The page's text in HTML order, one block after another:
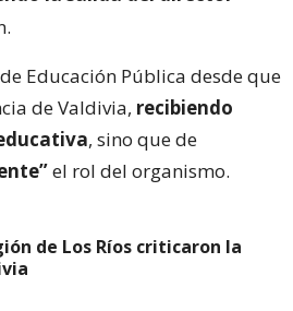
Educación Pública desde que
de Valdivia, recibiendo
, sino que de
el rol del organismo.
de Los Ríos criticaron la